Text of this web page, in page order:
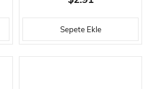
30MM MM.
Sepete Ekle